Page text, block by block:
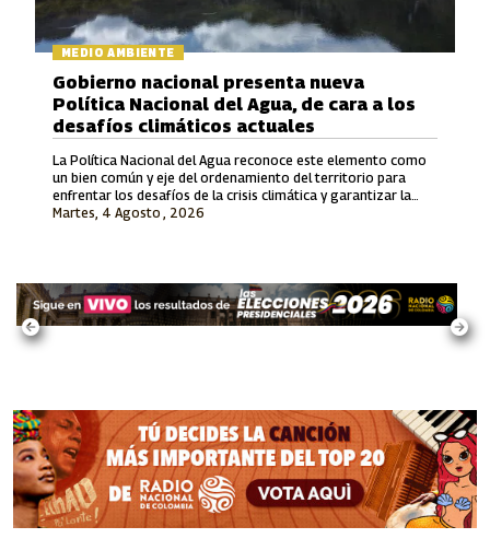
MEDIO AMBIENTE
Martes, 4 Agosto , 2026
Gobierno nacional presenta nueva
Política Nacional del Agua, de cara a los
desafíos climáticos actuales
La Política Nacional del Agua reconoce este elemento como
un bien común y eje del ordenamiento del territorio para
enfrentar los desafíos de la crisis climática y garantizar la
justicia ambiental.